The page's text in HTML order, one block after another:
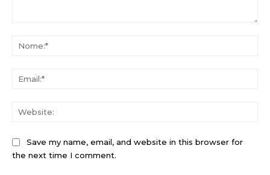
Save my name, email, and website in this browser for
the next time I comment.